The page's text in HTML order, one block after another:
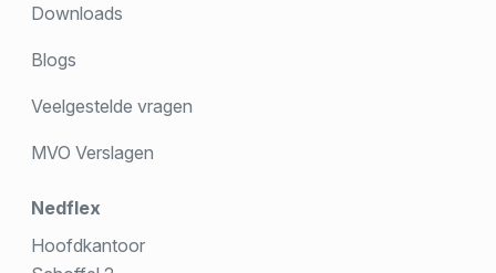
Downloads
Blogs
Veelgestelde vragen
MVO Verslagen
Nedflex
Hoofdkantoor